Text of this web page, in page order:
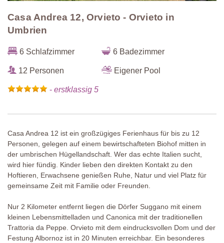
Casa Andrea 12, Orvieto - Orvieto in
Umbrien
6 Schlafzimmer 6 Badezimmer
12 Personen Eigener Pool
- erstklassig 5
Casa Andrea 12 ist ein großzügiges Ferienhaus für bis zu 12
Personen, gelegen auf einem bewirtschafteten Biohof mitten in
der umbrischen Hügellandschaft. Wer das echte Italien sucht,
wird hier fündig. Kinder lieben den direkten Kontakt zu den
Hoftieren, Erwachsene genießen Ruhe, Natur und viel Platz für
gemeinsame Zeit mit Familie oder Freunden.
Nur 2 Kilometer entfernt liegen die Dörfer Suggano mit einem
kleinen Lebensmittelladen und Canonica mit der traditionellen
Trattoria da Peppe. Orvieto mit dem eindrucksvollen Dom und der
Festung Albornoz ist in 20 Minuten erreichbar. Ein besonderes